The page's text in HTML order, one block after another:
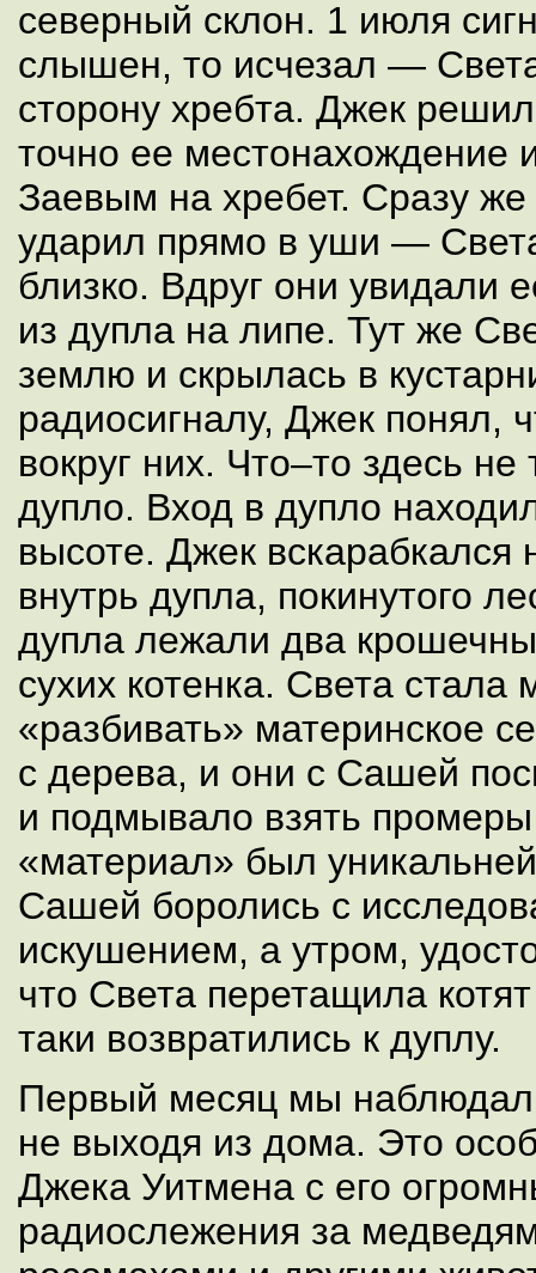
северный склон. 1 июля
слышен, то исчезал —
сторону хребта. Джек
точно ее местонахождение
Заевым на хребет. Сразу же
ударил прямо в уши —
близко. Вдруг они увидали
из дупла на липе. Тут же
землю и скрылась в
радиосигналу, Джек понял,
вокруг них. Что–то здесь
дупло. Вход в дупло
высоте. Джек вскарабкался
внутрь дупла, покинутого
дупла лежали два
сухих котенка. Света
«разбивать» материнское
с дерева, и они с Сашей
и подмывало взять
«материал» был
Сашей боролись с
искушением, а утром,
что Света перетащила
таки возвратились к дуплу.
Первый месяц мы
не выходя из дома. Это
Джека Уитмена с его
радиослежения за